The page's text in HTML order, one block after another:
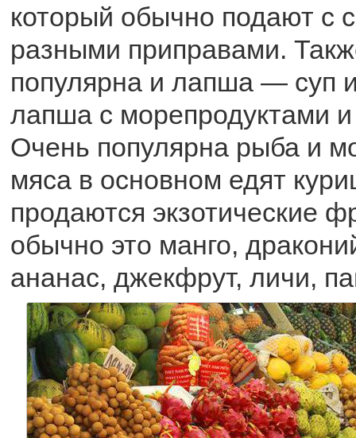
который обычно подают с
разными приправами.
популярна и лапша — суп
лапша с морепродуктами
Очень популярна рыба и
мяса в основном едят
продаются экзотические
обычно это манго,
ананас, джекфрут, личи,